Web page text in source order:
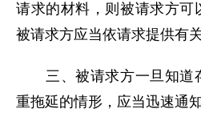
请求的材料，则被请求方可
被请求方应当依请求提供有
三、被请求方一旦知道
重拖延的情形，应当迅速通